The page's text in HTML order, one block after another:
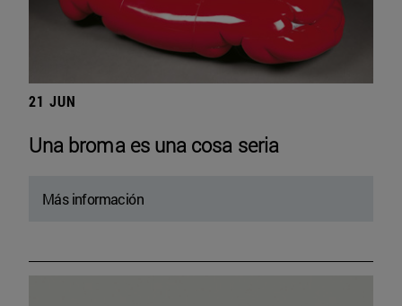
21 JUN
Una broma es una cosa seria
Más información